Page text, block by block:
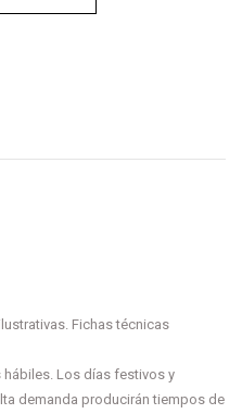
Fichas técnicas
hábiles. Los días festivos y
demanda producirán tiempos de